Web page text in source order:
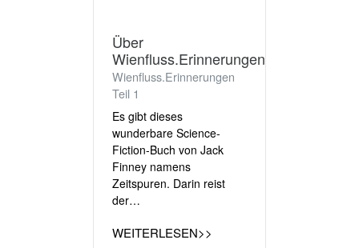
Über
Wienfluss.Erinnerungen
Wienfluss.Erinnerungen
Teil 1
Es gibt dieses
wunderbare Science-
Fiction-Buch von Jack
Finney namens
Zeitspuren. Darin reist
der…
WEITERLESEN>>